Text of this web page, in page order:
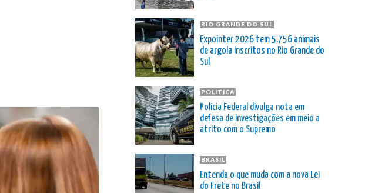
RIO GRANDE DO SUL
Expointer 2026 tem 5.756 animais
de argola inscritos no Rio Grande do
Sul
POLÍTICA
Polícia Federal divulga nota em
defesa de investigações em meio a
atrito com o Supremo
BRASIL
Entenda o que muda com a nova Lei
do Frete no Brasil